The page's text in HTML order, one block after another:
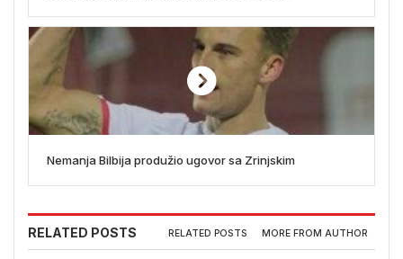
Nemanja Bilbija produžio ugovor sa Zrinjskim
RELATED POSTS RELATED POSTS MORE FROM AUTHOR